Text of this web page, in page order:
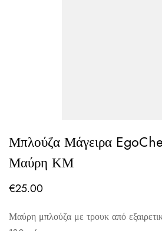
Μπλούζα Μάγειρα
Μαύρη ΚΜ
€25.00
Μαύρη μπλούζα με τρουκ από